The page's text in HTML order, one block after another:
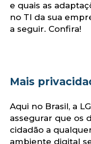
e quais as
no TI da sua
a seguir. Confira!
Mais
Aqui no Brasil, a
assegurar que os
cidadão a
ambiente digital